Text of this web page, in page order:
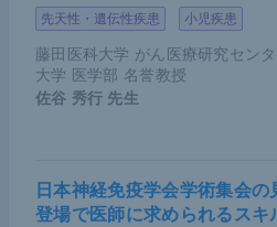
先天性・遺伝性疾患 小児疾患
藤田医科大学 がん医療研究セン
大学 医学部 名誉教授
佐谷 秀行 先生
日本神経免疫学会学術集会
登場で医師に求められるスキ